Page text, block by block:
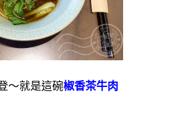
～就是這碗椒香茶牛肉